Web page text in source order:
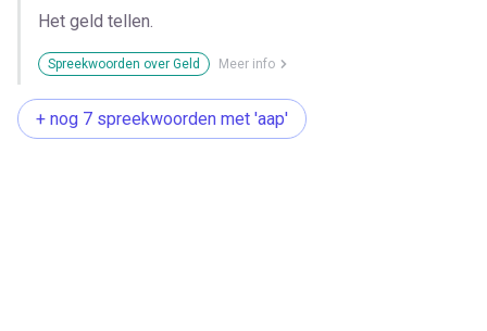
Het geld tellen.
Spreekwoorden over Geld Meer info
+ nog 7 spreekwoorden met 'aap'